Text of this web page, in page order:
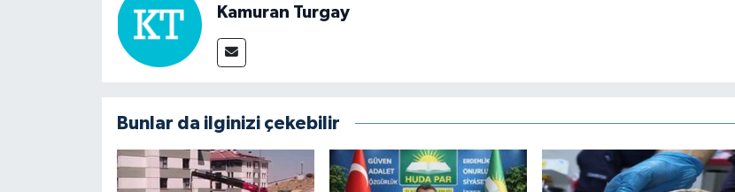
Kamuran Turgay
Bunlar da ilginizi çekebilir